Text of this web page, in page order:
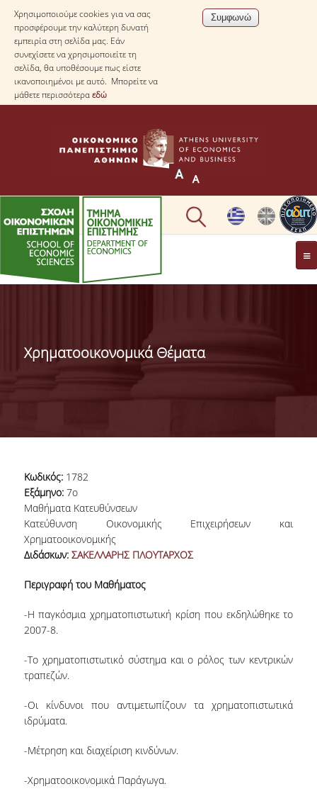
Χρησιμοποιούμε cookies για να σας
προσφέρουμε την καλύτερη δυνατή
εμπειρία στη σελίδα μας. Εάν
συνεχίσετε να χρησιμοποιείτε τη
σελίδα, θα υποθέσουμε πως είστε
ικανοποιημένοι με αυτό. Μπορείτε να
μάθετε περισσότεραεδώ
ΤΟ TΜΗΜΑ
ΔΙΟΙΚΗΣΗ ΤΟΥ ΤΜΗΜΑΤΟΣ
ΓΙΑ ΜΑΘΗΤΕΣ Γ' ΛΥΚΕΙΟΥ
ΜΕΤΑΔΙΔΑΚΤΟΡΕΣ
ΕΙΔΙΚΟ ΠΡΟΣΩΠΙΚΟ
ΑΚΑΔΗΜΑΪΚΟΙ ΥΠΟΤΡΟΦΟΙ
ΕΝΤΕΤΑΛΜΕΝΟΙ ΔΙΔΑΣΚΟΝΤΕΣ
ΕΠΙΣΤΗΜΟΝΙΚΟΙ ΣΥΝΕΡΓΑΤΕΣ
ΜΗΤΡΩΑ
ΠΡΟΠΤΥΧΙΑΚΕΣ ΣΠΟΥΔΕΣ
Χρηματοοικονομικά Θέματα
Κωδικός: 1782
Εξάμηνο: 7ο
Μαθήματα Κατευθύνσεων
Κατεύθυνση Οικονομικής Επιχειρήσεων και
Χρηματοοικονομικής
Διδάσκων: ΣΑΚΕΛΛΑΡΗΣ ΠΛΟΥΤΑΡΧΟΣ
Περιγραφή του Μαθήματος
-Η παγκόσμια χρηματοπιστωτική κρίση που εκδηλώθηκε το
2007-8.
-Το χρηματοπιστωτικό σύστημα και ο ρόλος των κεντρικών
τραπεζών.
-Οι κίνδυνοι που αντιμετωπίζουν τα χρηματοπιστωτικά
ιδρύματα.
-Μέτρηση και διαχείριση κινδύνων.
-Χρηματοοικονομικά Παράγωγα.